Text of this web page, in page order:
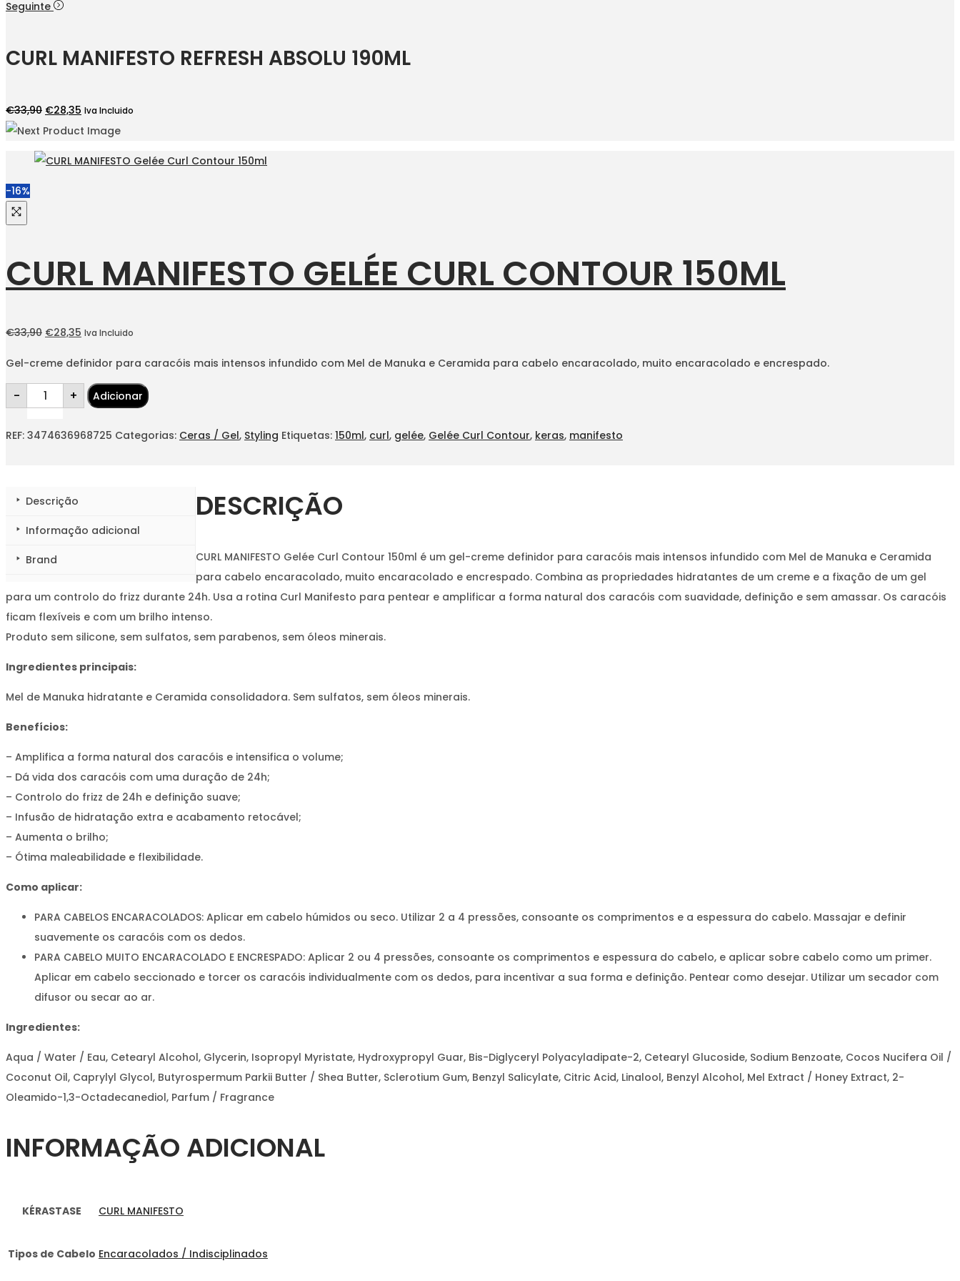
Seguinte
CURL MANIFESTO REFRESH ABSOLU 190ML
€33,90 O
preço
era:
€28,35 O
preço
é:
Iva Incluido
-16%
CURL MANIFESTO GELÉE CURL CONTOUR 150ML
€33,90 O
era:
€33,90.
€28,35 O
é:
€28,35.
Iva Incluido
Gel-creme definidor para caracóis mais intensos infundido com Mel de Manuka e Ceramida para cabelo encaracolado, muito encaracolado e encrespado.
- Quantidade
CURL
Gelée
Curl
+ Adicionar
REF: 3474636968725 Categorias: Ceras / Gel, Styling Etiquetas: 150ml, curl, gelée, Gelée Curl Contour, keras, manifesto
Descrição
Informação adicional
Brand
DESCRIÇÃO
CURL MANIFESTO Gelée Curl Contour 150ml é um gel-creme definidor para caracóis mais intensos infundido com Mel de Manuka e Ceramida
para cabelo encaracolado, muito encaracolado e encrespado. Combina as propriedades hidratantes de um creme e a fixação de um gel
para um controlo do frizz durante 24h. Usa a rotina Curl Manifesto para pentear e amplificar a forma natural dos caracóis com suavidade, definição e sem amassar. Os caracóis
ficam flexíveis e com um brilho intenso.
Produto sem silicone, sem sulfatos, sem parabenos, sem óleos minerais.
Ingredientes principais:
Mel de Manuka hidratante e Ceramida consolidadora. Sem sulfatos, sem óleos minerais.
Benefícios:
– Amplifica a forma natural dos caracóis e intensifica o volume;
– Dá vida dos caracóis com uma duração de 24h;
– Controlo do frizz de 24h e definição suave;
– Infusão de hidratação extra e acabamento retocável;
– Aumenta o brilho;
– Ótima maleabilidade e flexibilidade.
Como aplicar:
PARA CABELOS ENCARACOLADOS: Aplicar em cabelo húmidos ou seco. Utilizar 2 a 4 pressões, consoante os comprimentos e a espessura do cabelo. Massajar e definir
suavemente os caracóis com os dedos.
PARA CABELO MUITO ENCARACOLADO E ENCRESPADO: Aplicar 2 ou 4 pressões, consoante os comprimentos e espessura do cabelo, e aplicar sobre cabelo como um primer.
Aplicar em cabelo seccionado e torcer os caracóis individualmente com os dedos, para incentivar a sua forma e definição. Pentear como desejar. Utilizar um secador com
difusor ou secar ao ar.
Ingredientes:
Aqua / Water / Eau, Cetearyl Alcohol, Glycerin, Isopropyl Myristate, Hydroxypropyl Guar, Bis-Diglyceryl Polyacyladipate-2, Cetearyl Glucoside, Sodium Benzoate, Cocos Nucifera Oil /
Coconut Oil, Caprylyl Glycol, Butyrospermum Parkii Butter / Shea Butter, Sclerotium Gum, Benzyl Salicylate, Citric Acid, Linalool, Benzyl Alcohol, Mel Extract / Honey Extract, 2-
Oleamido-1,3-Octadecanediol, Parfum / Fragrance
INFORMAÇÃO ADICIONAL
KÉRASTASE CURL MANIFESTO
Tipos de Cabelo Encaracolados / Indisciplinados